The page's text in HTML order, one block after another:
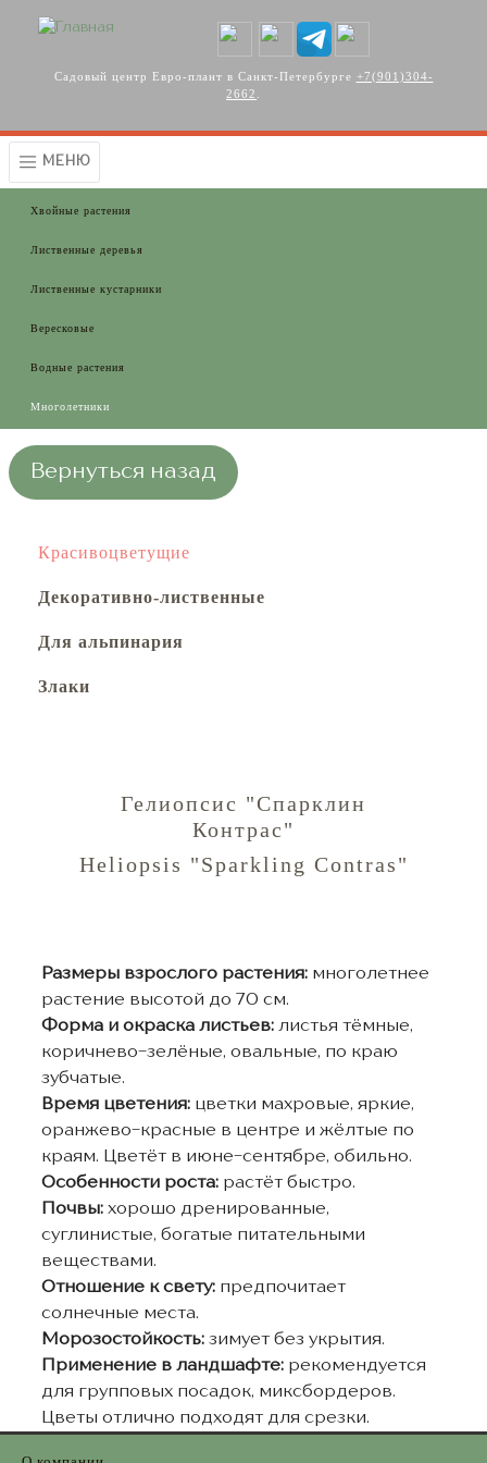
Садовый центр Евро-плант в Санкт-Петербурге +7(901)304-
2662
МЕНЮ
Хвойные растения
Лиственные деревья
Лиственные кустарники
Вересковые
Водные растения
Многолетники
Вернуться назад
Красивоцветущие
Декоративно-лиственные
Для альпинария
Злаки
Гелиопсис "Спарклин
Контрас"
Heliopsis "Sparkling Contras"
Размеры взрослого растения:многолетнее
растение высотой до 70 см.
Форма и окраска листьев:листья тёмные,
коричнево-зелёные, овальные, по краю
зубчатые.
Время цветения:цветки махровые, яркие,
оранжево-красные в центре и жёлтые по
краям. Цветёт в июне-сентябре, обильно.
Особенности роста:растёт быстро.
Почвы:хорошо дренированные,
суглинистые, богатые питательными
веществами.
Отношение к свету:предпочитает
солнечные места.
Морозостойкость:зимует без укрытия.
Применение в ландшафте:рекомендуется
для групповых посадок, миксбордеров.
Цветы отлично подходят для срезки.